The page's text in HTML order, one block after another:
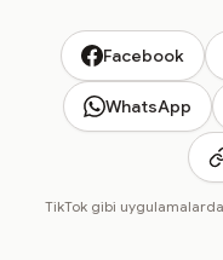
Facebook
WhatsApp
TikTok gibi